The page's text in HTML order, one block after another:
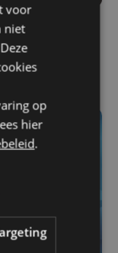
in Sint-
voor
niet
op
hier
.